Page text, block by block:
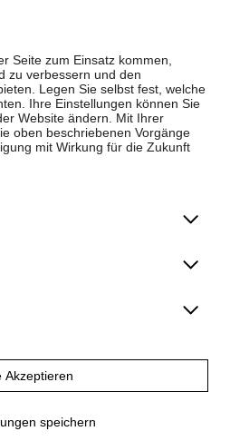
Seite zum Einsatz kommen,
zu verbessern und den
Legen Sie selbst fest, welche
Ihre Einstellungen können Sie
Website ändern. Mit Ihrer
oben beschriebenen Vorgänge
mit Wirkung für die Zukunft
Akzeptieren
speichern
2020
die Hochschule für Künste
Best Graduates Show
Ausgabe der Neo.Fashion
Hochschulen aus ganz
die bisher größte
Die HfK Bremen eröffnete
zweiten Block des
Musik, Mode und